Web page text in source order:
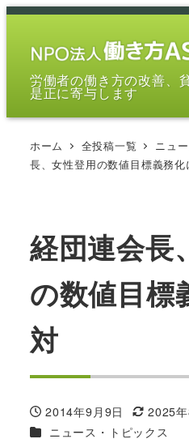
メ
労働者の働き方の改善、
是正に寄与します
ホーム 全投稿一覧 ニュ
長、女性登用の数値目標義務化
経団連会長
の数値目標
対
投稿日
2014年9月9日
更新日
2025
カテゴリー
ニュース・トピックス